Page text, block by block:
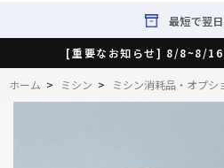
最短で翌日
[重要なお知らせ] 8/8~8/16
ホーム > ミシン > ミシン消耗品・オプシ